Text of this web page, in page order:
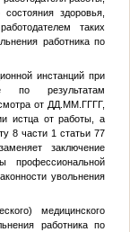
здоровья,
таких
работника по
инстанций при
по результатам
от ДД.ММ.ГГГГ,
истца от работы, а
8 части 1 статьи 77
заключение
профессиональной
увольнения
медицинского
работника по